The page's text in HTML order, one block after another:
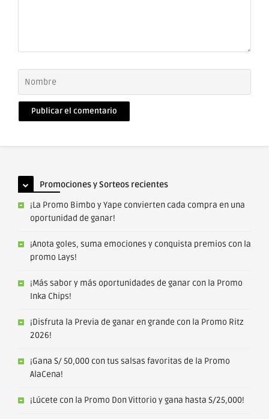
Nombre
Correo
electrónico
Promociones y Sorteos recientes
¡La Promo Bimbo y Yape convierten cada compra en una
oportunidad de ganar!
¡Anota goles, suma emociones y conquista premios con la
promo Lays!
¡Más sabor y más oportunidades de ganar con la Promo
Inka Chips!
¡Disfruta la Previa de ganar en grande con la Promo Ritz
2026!
¡Gana S/ 50,000 con tus salsas favoritas de la Promo
AlaCena!
¡Lúcete con la Promo Don Vittorio y gana hasta S/25,000!